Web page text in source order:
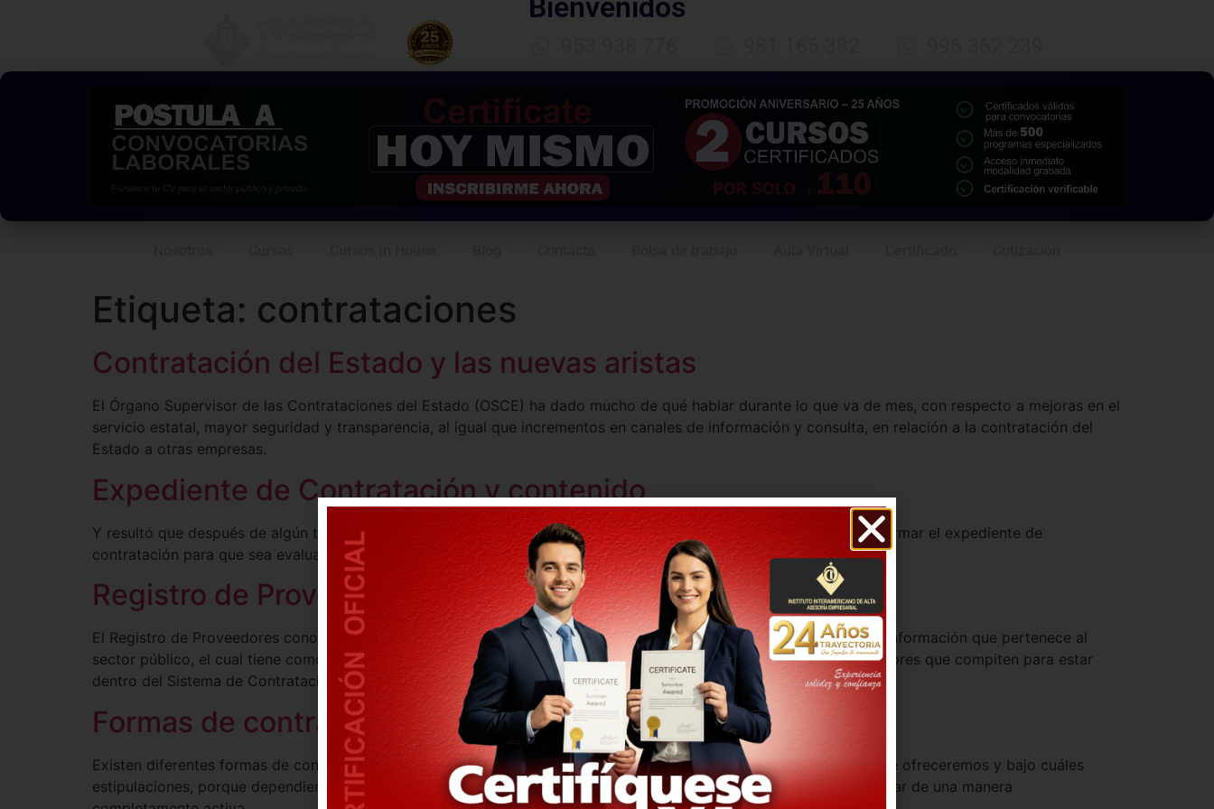
Bienvenidos
Etiqueta: contrataciones
Contratación del Estado y las nuevas aristas
El Órgano Supervisor de las Contrataciones del Estado (OSCE) ha dado mucho de qué hablar durante lo que va de mes, con respecto a mejoras en el
servicio estatal, mayor seguridad y transparencia, al igual que incrementos en canales de información y consulta, en relación a la contratación del
Estado a otras empresas.
Expediente de Contratación y contenido
Y resultó que después de algún tiempo decides que ya estás listo para licitar con el Estado y debes comenzar con armar el expediente de
contratación para que sea evaluado por la entidad y que, posteriormente, te podrían aprobar la oferta.
Registro de Proveedores en Perú
El Registro de Proveedores conocido oficialmente como Registro Nacional de Proveedores (RNP) es un sistema de información que pertenece al
sector público, el cual tiene como función principal brindar información general y actualizada acerca de los proveedores que compiten para estar
dentro del Sistema de Contrataciones del Estado, y así entrar al mundo de la […]
Formas de contratar con el Estado
Existen diferentes formas de contratar con el Estado, por lo que es importante tener muy bien definido qué es lo que ofreceremos y bajo cuáles
estipulaciones, porque dependiendo de la organización y legalidad de nuestra empresa, entonces podremos participar de una manera